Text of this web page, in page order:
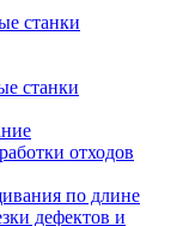
станки
станки
отходов
по длине
дефектов и